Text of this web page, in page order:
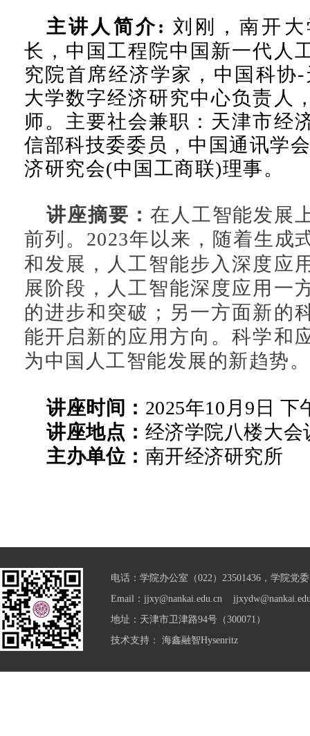
主讲人简介: 刘刚，南开
长，中国工程院中国新一代人
究院首席经济学家，中国科协
大学数字经济研究中心负责人
师。主要社会兼职：天津市经
信部科技委委员，中国通讯学
济研究会(中国工商联)理事。
讲座摘要： 在人工智能发展
前列。 2023年以来，随着生成
和发展，人工智能步入深度应
展阶段，人工智能深度应用一
的进步和突破；另一方面新的
能开启新的应用方向。科学和
为中国人工智能发展的新趋势。
讲座时间： 2025年10月9日 下
讲座地点： 经济学院八楼大会
主办单位： 南开经济研究所
电话：学院办公室（022）23501436，学院党
Email：jjxy@nankai.edu.cn
地址：天津市卫津路94号（300071）
技术支持： 海鑫融智Hysenritz